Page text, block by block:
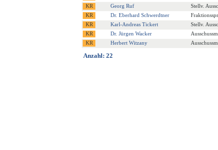
Georg Ruf
Stellv.
Dr. Eberhard Schwerdtner
Karl-Andreas Tickert
Stellv.
Dr. Jürgen Wacker
Herbert Witzany
Anzahl: 22